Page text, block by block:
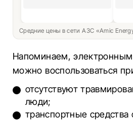
Средние цены в сети АЗС «Amic
Напоминаем,
можно воспользоваться
отсутствуют
люди;
транспортные средства